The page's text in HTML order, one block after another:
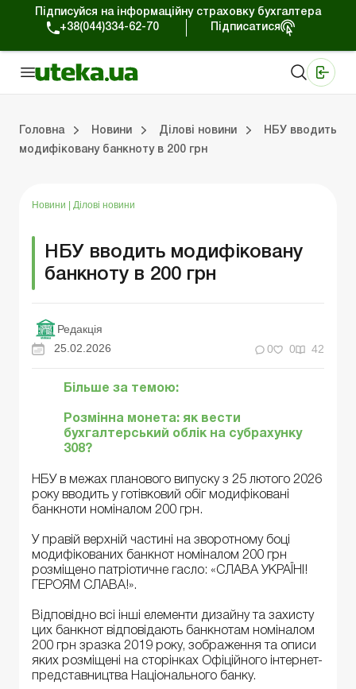
Підписуйся на інформаційну страховку бухгалтера
+38(044)334-62-70
Підписатися
Головна Новини Ділові новини
НБУ вводить
модифіковану банкноту в 200 грн
Новини Ділові новини
НБУ вводить модифіковану
банкноту в 200 грн
Редакція
25.02.2026
0 0 42
Більше за темою:
Розмінна монета: як вести
бухгалтерський облік на субрахунку
308?
НБУ в межах планового випуску з 25 лютого 2026
року вводить у готівковий обіг модифіковані
банкноти номіналом 200 грн.
У правій верхній частині на зворотному боці
модифікованих банкнот номіналом 200 грн
розміщено патріотичне гасло: «СЛАВА УКРАЇНІ!
ГЕРОЯМ СЛАВА!».
Відповідно всі інші елементи дизайну та захисту
цих банкнот відповідають банкнотам номіналом
200 грн зразка 2019 року, зображення та описи
яких розміщені на сторінках Офіційного інтернет-
представництва Національного банку.